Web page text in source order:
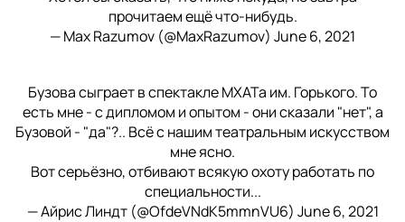
прочитаем ещё что-нибудь.
— Max Razumov (@MaxRazumov) June 6, 2021
Бузова сыграет в спектакле МХАТа им. Горького. То
есть мне - с дипломом и опытом - они сказали "нет", а
Бузовой - "да"?.. Всё с нашим театральным искусством
мне ясно.
Вот серьёзно, отбивают всякую охоту работать по
специальности...
— Айрис Линдт (@OfdeVNdK5mmnVU6) June 6, 2021